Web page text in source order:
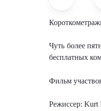
Чуть более
бесплатных
Фильм
Режиссер: Kurt